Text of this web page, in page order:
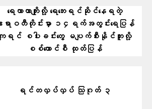
ရေကာတာကျိုးလို့ ရေဘေးရင်ဆိုင်နေရတဲ့
ရာဝတီတိုင်းမှာ ၁၄ရက်အတွင်းရေပြန်
ျရင် စပါးခင်းတွေ မပျက်စီးနိုင်ဘူးလို့
စစ်ကောင်စီ ထုတ်ပြန်
ရင်တလှပ်လှပ် သြဂုတ် ၃